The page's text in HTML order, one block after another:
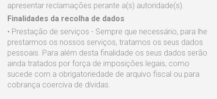
apresentar reclamações perante a(s) autoridade(s).
Finalidades da recolha de dados
• Prestação de serviços - Sempre que necessário, para lhe
prestarmos os nossos serviços, tratamos os seus dados
pessoais. Para além desta finalidade os seus dados serão
ainda tratados por força de imposições legais, como
sucede com a obrigatoriedade de arquivo fiscal ou para
cobrança coerciva de dívidas.